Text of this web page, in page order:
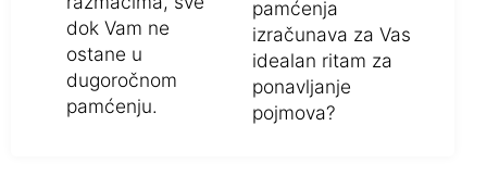
dok Vam ne
ostane u
dugoročnom
pamćenju.
pamćenja
izračunava za Vas
idealan ritam za
ponavljanje
pojmova?